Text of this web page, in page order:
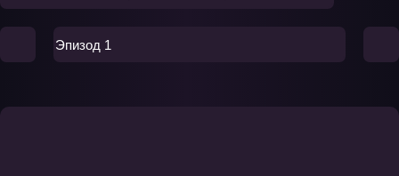
Эпизод 1